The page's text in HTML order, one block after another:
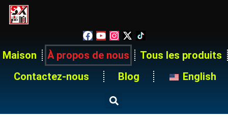
Maison À propos de nous
Tous les produits
Contactez-nous
Blog English